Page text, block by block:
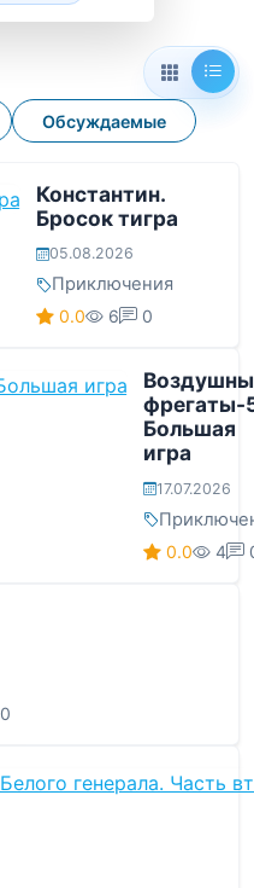
Обсуждаемые
Константин.
Бросок тигра
05.08.2026
Приключения
0.0 6 0
фрегаты-
Большая
игра
17.07.2026
0.0 4
0